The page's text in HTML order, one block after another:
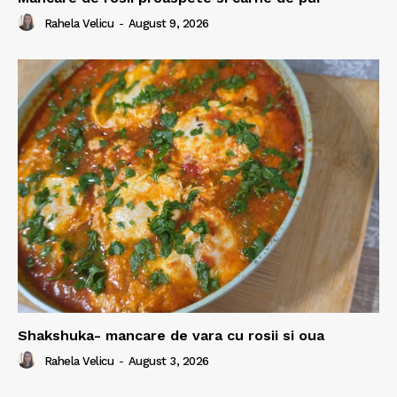
Rahela Velicu - August 9, 2026
Shakshuka- mancare de vara cu rosii si oua
Rahela Velicu - August 3, 2026